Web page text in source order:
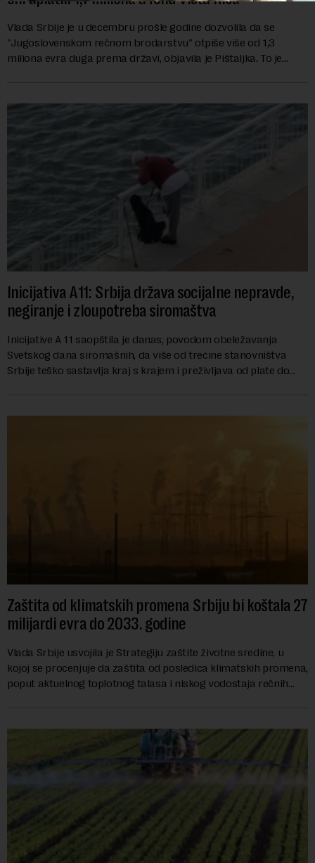
Vlada Srbije je u decembru prošle godine dozvolila da se
"Jugoslovenskom rečnom brodarstvu" otpiše više od 1,3
miliona evra duga prema državi, objavila je Pištaljka. To je
Inicijativa A11: Srbija država socijalne nepravde,
negiranje i zloupotreba siromaštva
Inicijative A 11 saopštila je danas, povodom obeležavanja
Svetskog dana siromašnih, da više od trećine stanovništva
Srbije teško sastavlja kraj s krajem i preživljava od plate do
Zaštita od klimatskih promena Srbiju bi koštala 27
milijardi evra do 2033. godine
Vlada Srbije usvojila je Strategiju zaštite životne sredine, u
kojoj se procenjuje da zaštita od posledica klimatskih promena,
poput aktuelnog toplotnog talasa i niskog vodostaja rečnih